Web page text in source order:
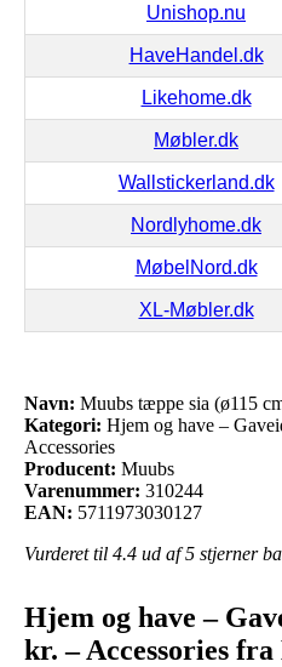
Unishop.nu
HaveHandel.dk
Likehome.dk
Møbler.dk
Wallstickerland.dk
Nordlyhome.dk
MøbelNord.dk
XL-Møbler.dk
Navn: Muubs tæppe sia (ø115
Kategori: Hjem og have –
Accessories
Producent: Muubs
Varenummer: 310244
EAN: 5711973030127
Vurderet til 4.4 ud af 5 stjerner
Hjem og have –
kr. – Accessories